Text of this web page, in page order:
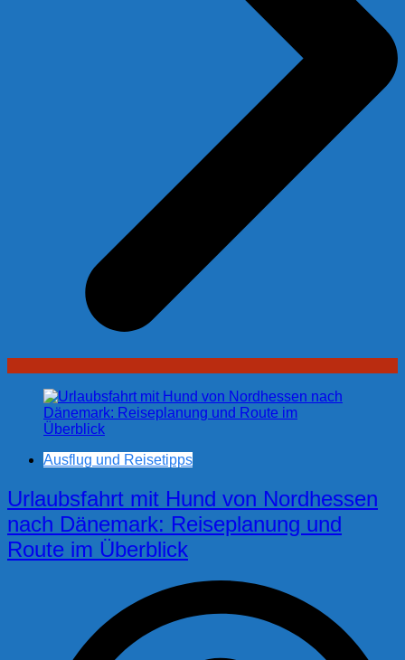
Ausflug und Reisetipps
Urlaubsfahrt mit Hund von Nordhessen
nach Dänemark: Reiseplanung und
Route im Überblick